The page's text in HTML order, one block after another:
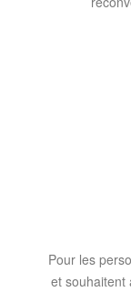
Pour les
et souhaitent